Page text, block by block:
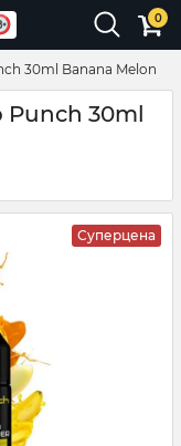
0
30ml Banana Melon
Punch 30ml
Суперцена